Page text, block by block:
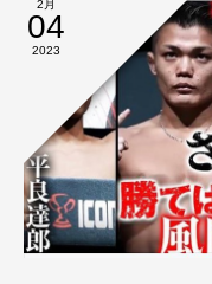
2月
04
2023